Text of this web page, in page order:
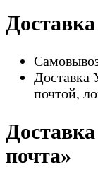
Доставка
почтой,
почта»